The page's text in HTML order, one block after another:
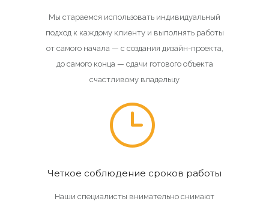
Мы стараемся использовать индивидуальный
подход к каждому клиенту и выполнять работы
от самого начала — с создания дизайн-проекта,
до самого конца — сдачи готового объекта
счастливому владельцу
Четкое соблюдение сроков работы
Наши специалисты внимательно снимают